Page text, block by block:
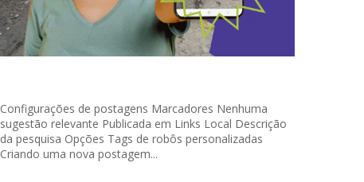
Configurações de postagens Marcadores Nenhuma
sugestão relevante Publicada em Links Local Descrição
da pesquisa Opções Tags de robôs personalizadas
Criando uma nova postagem...